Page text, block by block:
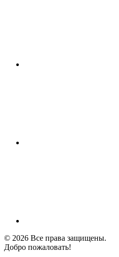
© 2026 Все права защищены.
Добро пожаловать!